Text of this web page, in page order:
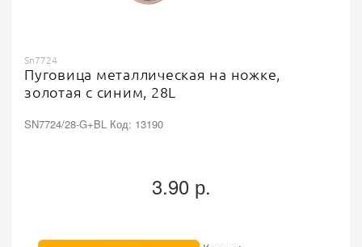
Sn7724
Пуговица металлическая на ножке,
золотая с синим, 28L
SN7724/28-G+BL Код: 13190
3.90 р.